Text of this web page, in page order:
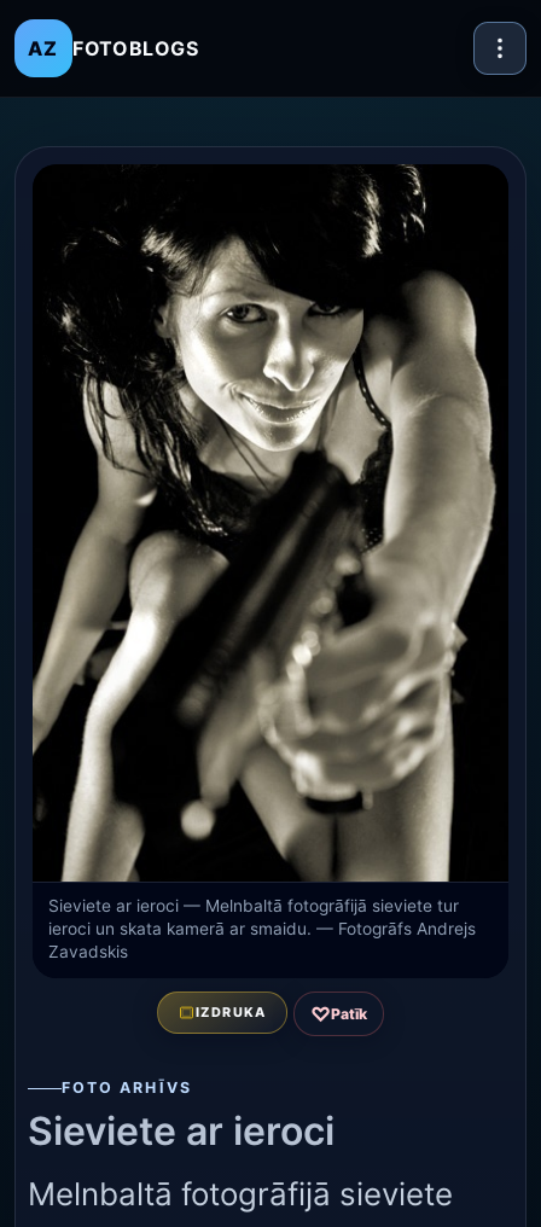
AZ FOTOBLOGS
Sieviete ar ieroci — Melnbaltā fotogrāfijā sieviete tur
ieroci un skata kamerā ar smaidu. — Fotogrāfs Andrejs
Zavadskis
IZDRUKA ♡Patīk
FOTO ARHĪVS
Sieviete ar ieroci
Melnbaltā fotogrāfijā sieviete